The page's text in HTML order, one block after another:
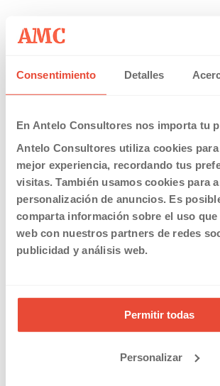
Consentimiento Detalles
En Antelo Consultores nos importa tu
Antelo Consultores utiliza cookies
mejor experiencia, recordando tus
visitas. También usamos cookies para
personalización de anuncios. Es
comparta información sobre el uso
web con nuestros partners de redes
publicidad y análisis web.
Permitir todas
Personalizar
7 razones para ser más feliz con Antelo
Read more